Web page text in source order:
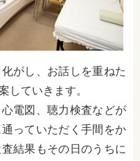
がし、お話しを重ねた
していきます。
電図、聴力検査などが
っていただく手間をか
結果もその日のうちに